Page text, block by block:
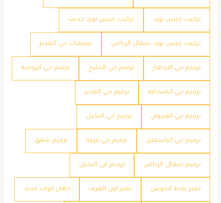
تركيب جبس بورد تركيب جبس بورد حديث
تركيب جبس بورد شمال الرياض ترميمات حي الغدير
ترميم حي الازدهار ترميم حي الخليج ترميم حي الروضه
ترميم حي الصحافه ترميم حي الغدير
ترميم حي القيروان ترميم حي النخيل
ترميم حي الياسمين ترميم حي عرقه ترميم شقق
ترميم شمال الرياض ترميم في النخيل
تغير بلاط الحوش تغير لون الغرف دهان ابواب حديد